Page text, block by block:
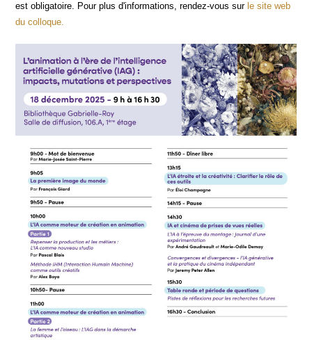
est obli­ga­toire. Pour plus d'informations, ren­dez-vous sur le site web
du colloque.